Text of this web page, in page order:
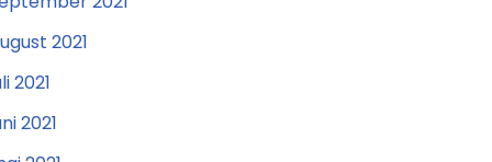
2021
2021
2021